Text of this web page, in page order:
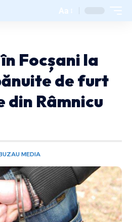
Aa
Focșani la
de furt
din Râmnicu
MEDIA